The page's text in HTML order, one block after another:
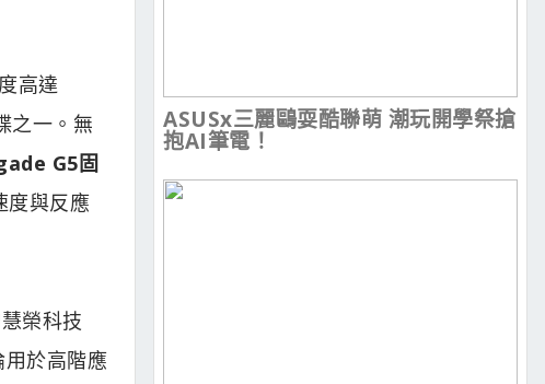
高達
之一。無
G5固
度與反應
榮科技
於高階應
ASUSx三麗鷗耍酷聯萌 潮玩開學祭搶
抱AI筆電！